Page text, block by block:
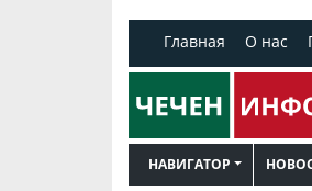
Главная О нас
НАВИГАТОР